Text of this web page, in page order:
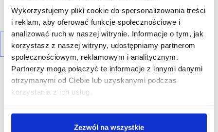
Wykorzystujemy pliki cookie do spersonalizowania treści
i reklam, aby oferować funkcje społecznościowe i
analizować ruch w naszej witrynie. Informacje o tym, jak
korzystasz z naszej witryny, udostępniamy partnerom
społecznościowym, reklamowym i analitycznym.
Partnerzy mogą połączyć te informacje z innymi danymi
otrzymanymi od Ciebie lub uzyskanymi podczas
korzystania z ich usług.
Zezwól na wszystkie
R E K L A M A